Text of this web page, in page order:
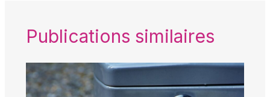
Publications similaires